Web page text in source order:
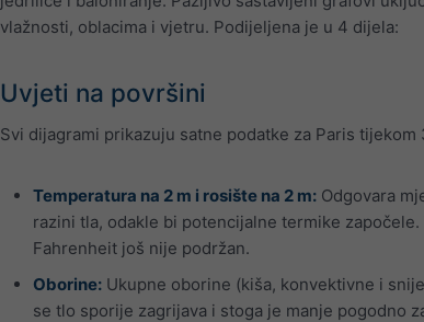
vlažnosti, oblacima i vjetru. Podijeljena je u 4 dijela:
Uvjeti na površini
Svi dijagrami prikazuju satne podatke za Paris
Temperatura na 2 m i rosište na 2 m: Odgovara
razini tla, odakle bi potencijalne termike
Fahrenheit još nije podržan.
Oborine: Ukupne oborine (kiša, konvektivne i
se tlo sporije zagrijava i stoga je manje pogodno